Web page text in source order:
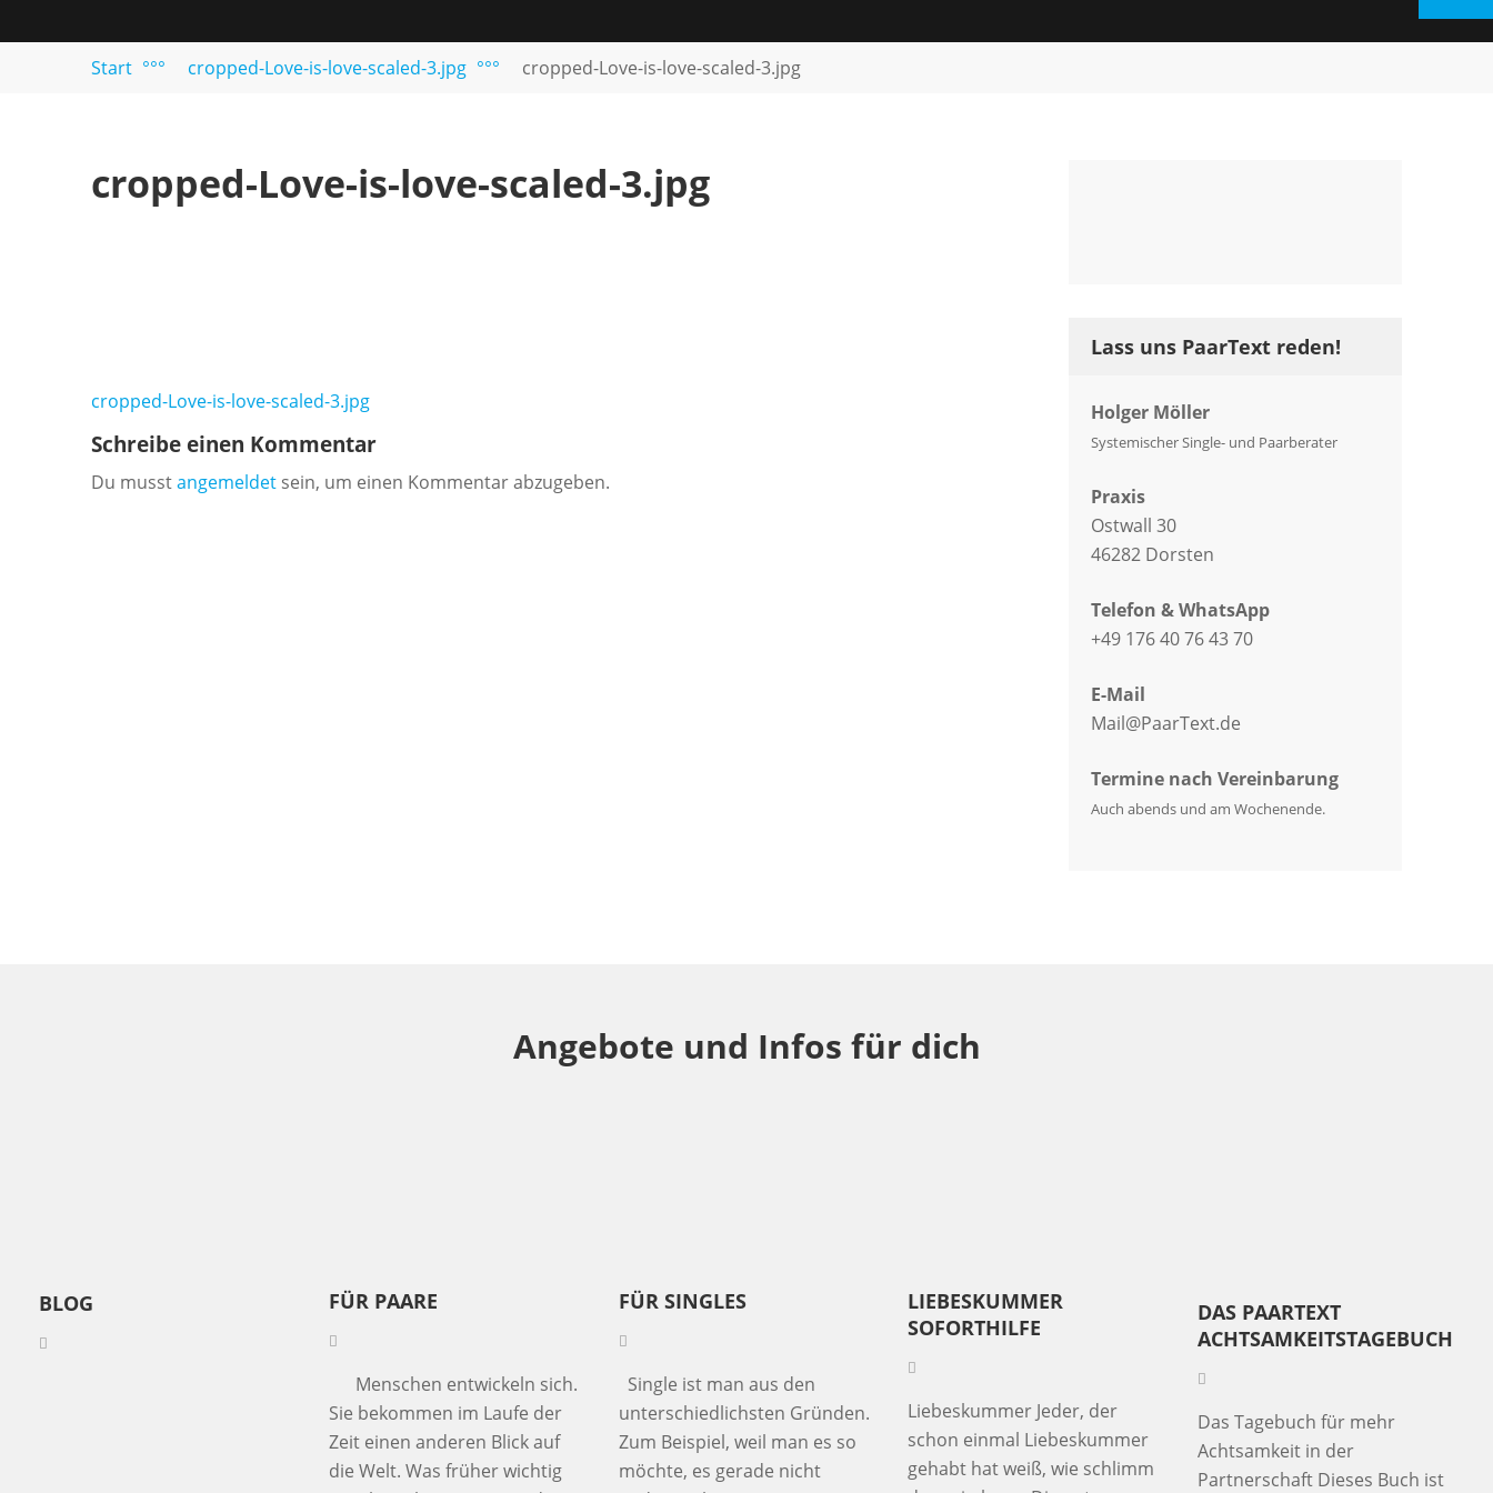
Start °°° cropped-Love-is-love-scaled-3.jpg °°° cropped-Love-is-love-scaled-3.jpg
cropped-Love-is-love-scaled-3.jpg
Beitragsnavigation
cropped-Love-is-love-scaled-3.jpg
Schreibe einen Kommentar
Du musstangemeldet sein, um einen Kommentar abzugeben.
Lass uns PaarText reden!
Holger Möller
Systemischer Single- und Paarberater
Praxis
Ostwall 30
46282 Dorsten
Telefon & WhatsApp
+49 176 40 76 43 70
E-Mail
Mail@PaarText.de
Termine nach Vereinbarung
Auch abends und am Wochenende.
Angebote und Infos für dich
BLOG FÜR PAARE
Menschen entwickeln sich.
Sie bekommen im Laufe der
Zeit einen anderen Blick auf
die Welt. Was früher wichtig
FÜR SINGLES
Single ist man aus den
unterschiedlichsten Gründen.
Zum Beispiel, weil man es so
möchte, es gerade nicht
LIEBESKUMMER
SOFORTHILFE
Liebeskummer Jeder, der
schon einmal Liebeskummer
gehabt hat weiß, wie schlimm
DAS PAARTEXT
ACHTSAMKEITSTAGEBUCH
Das Tagebuch für mehr
Achtsamkeit in der
Partnerschaft Dieses Buch ist